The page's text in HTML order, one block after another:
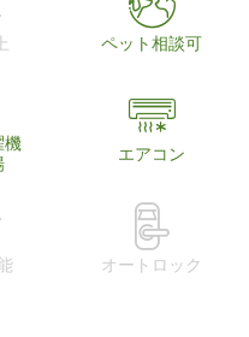
ペット相談可
機
エアコン
オートロック